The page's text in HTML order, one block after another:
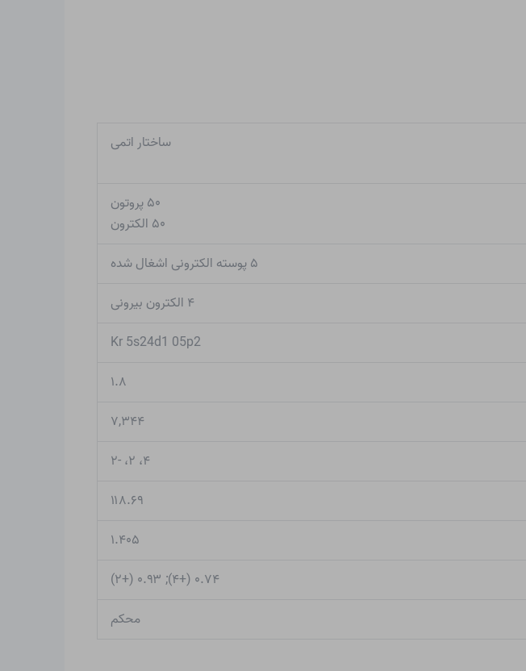
ساختار اتمی
۵۰ پروتون
۵۰ الکترون
۵ پوسته الکترونی اشغال شده
۴ الکترون بیرونی
Kr 5s24d1 05p2
۱.۸
۷,۳۴۴
۴، ۲، -۲
۱۱۸.۶۹
۱.۴۰۵
۰.۷۴ (+۴); ۰.۹۳ (+۲)
محکم